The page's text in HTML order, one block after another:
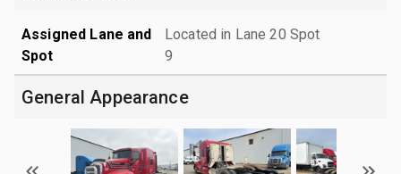
Assigned Lane and
Spot
Located in Lane 20 Spot
9
General Appearance